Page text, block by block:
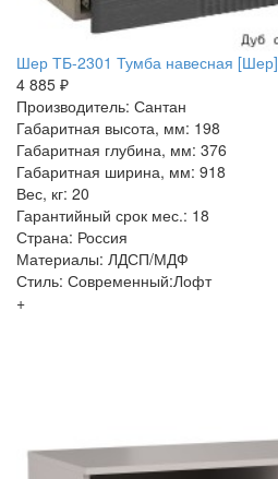
Шер ТБ-2301 Тумба навесная [Шер]
4 885 ₽
Производитель: Сантан
Габаритная высота, мм: 198
Габаритная глубина, мм: 376
Габаритная ширина, мм: 918
Вес, кг: 20
Гарантийный срок мес.: 18
Страна: Россия
Материалы: ЛДСП/МДФ
Стиль: Современный:Лофт
+